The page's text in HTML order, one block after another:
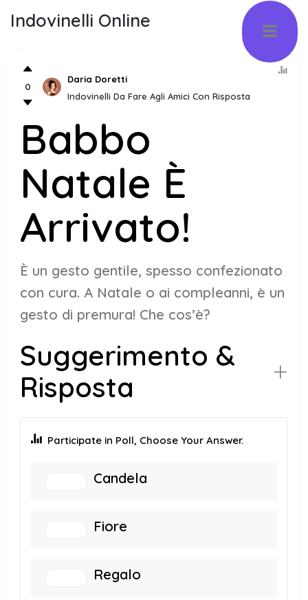
Indovinelli Online
0
Daria Doretti
Indovinelli Da Fare Agli Amici Con Risposta
Babbo
Natale È
Arrivato!
È un gesto gentile, spesso confezionato
con cura. A Natale o ai compleanni, è un
gesto di premura! Che cos’è?
Suggerimento &
Risposta
Participate in Poll, Choose Your Answer.
Candela
Fiore
Regalo